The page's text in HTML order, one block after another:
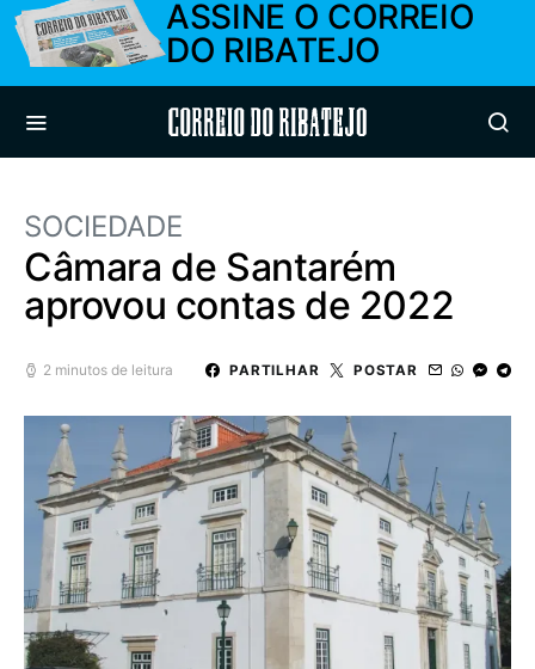
ASSINE O CORREIO
DO RIBATEJO
Correio do Ribatejo
SOCIEDADE
Câmara de Santarém
aprovou contas de 2022
2 minutos de leitura PARTILHAR POSTAR